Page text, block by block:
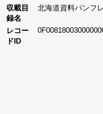
収載目
録名
北海道資料パンフ
レコー
ドID